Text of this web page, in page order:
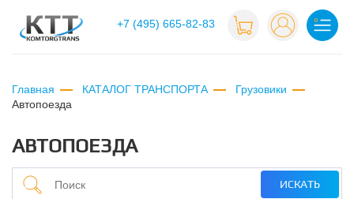
+7 (495) 665-82-83
Главная КАТАЛОГ ТРАНСПОРТА
Грузовики
автопоезда
АВТОПОЕЗДА